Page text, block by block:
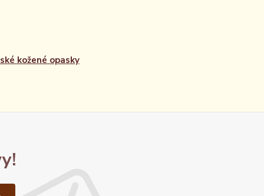
kožené opasky